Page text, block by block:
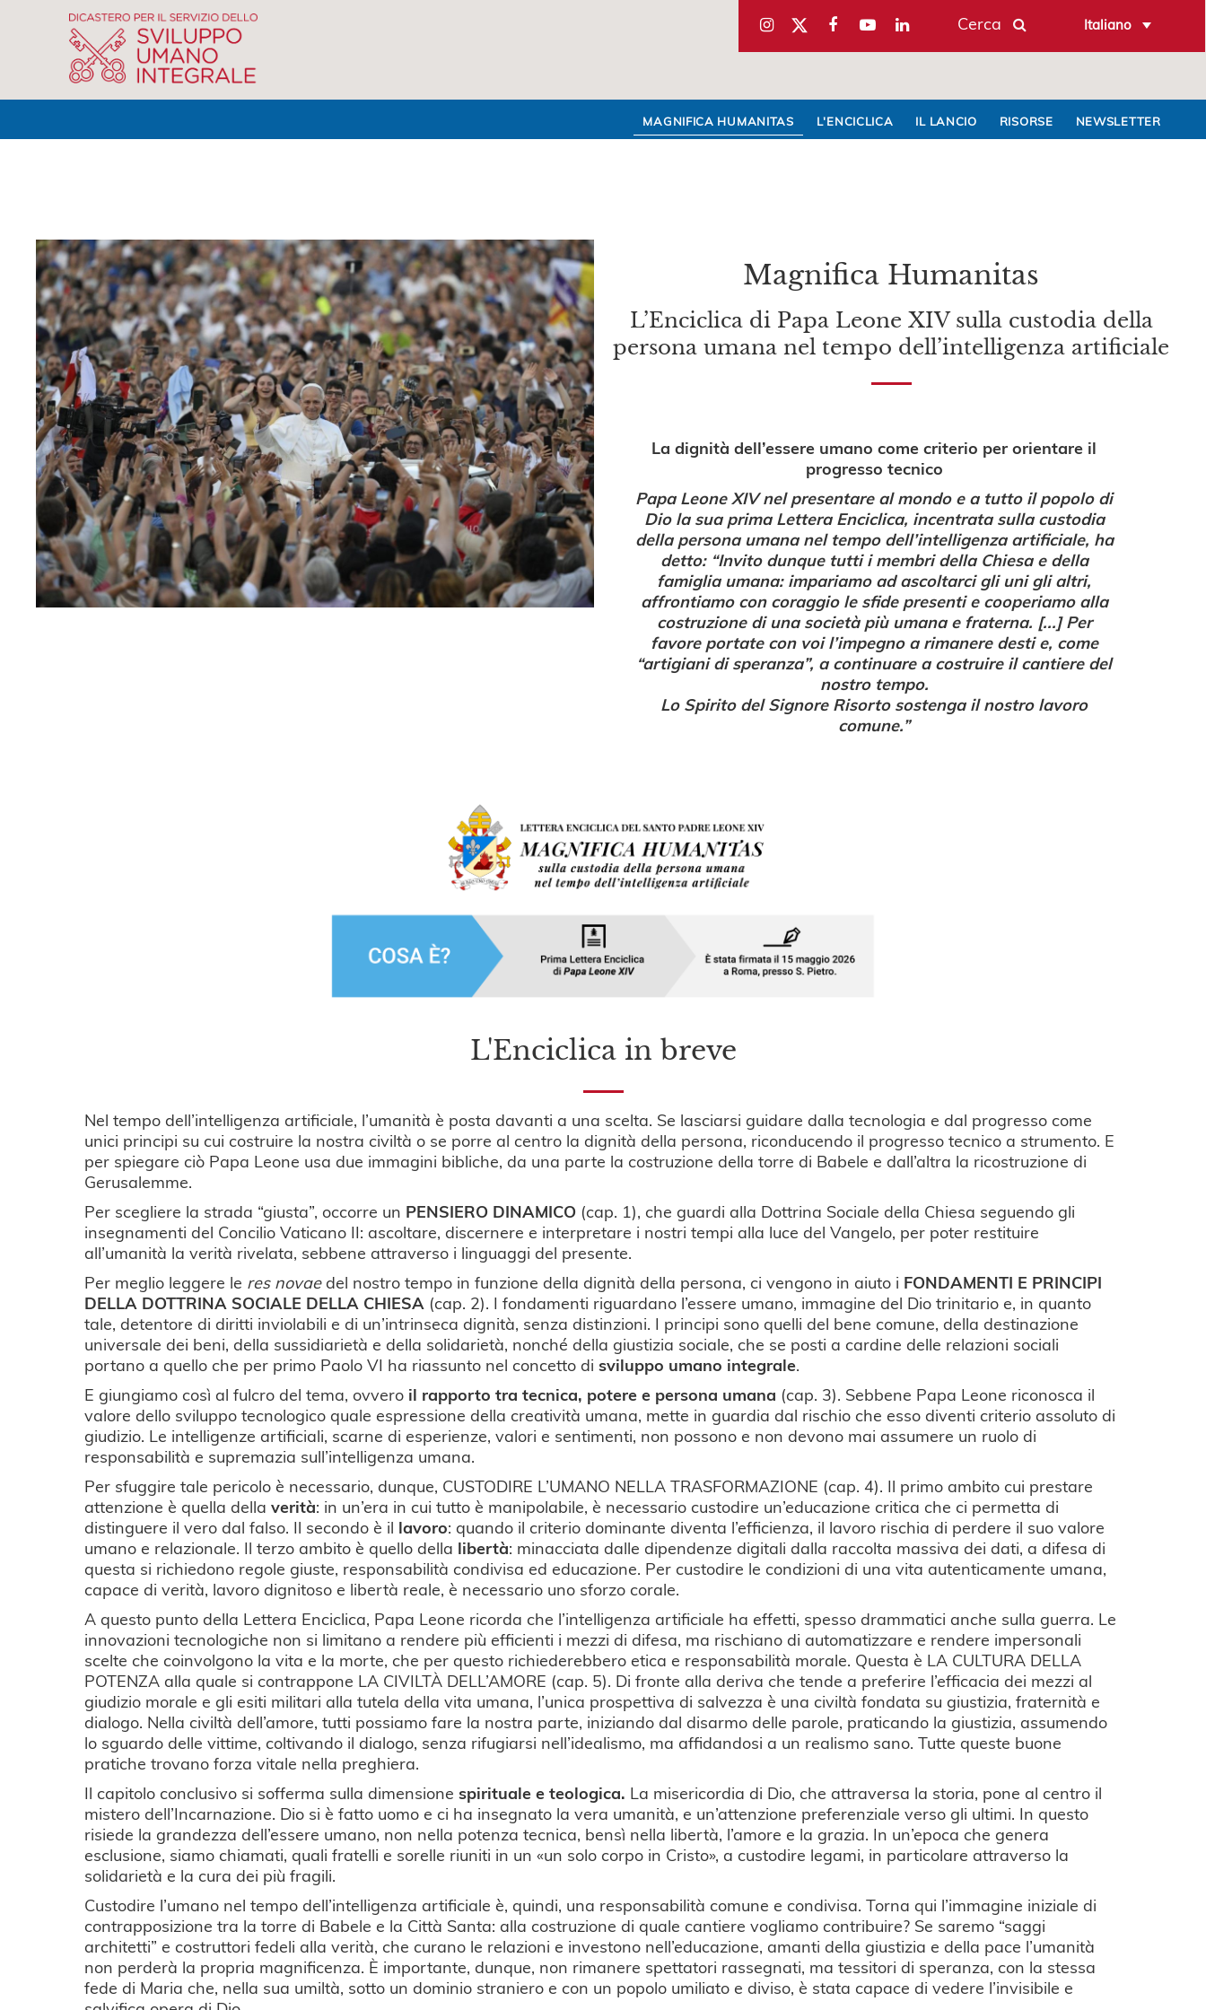
Cerca Italiano
MAGNIFICA HUMANITAS L'ENCICLICA IL LANCIO RISORSE NEWSLETTER
Magnifica Humanitas
L’Enciclica di Papa Leone XIV sulla custodia della
persona umana nel tempo dell’intelligenza artificiale
La dignità dell’essere umano come criterio per orientare il
progresso tecnico
Papa Leone XIV nel presentare al mondo e a tutto il popolo di
Dio la sua prima Lettera Enciclica, incentrata sulla custodia
della persona umana nel tempo dell’intelligenza artificiale, ha
detto: “Invito dunque tutti i membri della Chiesa e della
famiglia umana: impariamo ad ascoltarci gli uni gli altri,
affrontiamo con coraggio le sfide presenti e cooperiamo alla
costruzione di una società più umana e fraterna. [...] Per
favore portate con voi l’impegno a rimanere desti e, come
“artigiani di speranza”, a continuare a costruire il cantiere del
nostro tempo.
Lo Spirito del Signore Risorto sostenga il nostro lavoro
comune.”
L'Enciclica in breve
Nel tempo dell’intelligenza artificiale, l’umanità è posta davanti a una scelta. Se lasciarsi guidare dalla tecnologia e dal progresso come
unici principi su cui costruire la nostra civiltà o se porre al centro la dignità della persona, riconducendo il progresso tecnico a strumento. E
per spiegare ciò Papa Leone usa due immagini bibliche, da una parte la costruzione della torre di Babele e dall’altra la ricostruzione di
Gerusalemme.
Per scegliere la strada “giusta”, occorre un PENSIERO DINAMICO (cap. 1), che guardi alla Dottrina Sociale della Chiesa seguendo gli
insegnamenti del Concilio Vaticano II: ascoltare, discernere e interpretare i nostri tempi alla luce del Vangelo, per poter restituire
all’umanità la verità rivelata, sebbene attraverso i linguaggi del presente.
Per meglio leggere le res novaedel nostro tempo in funzione della dignità della persona, ci vengono in aiuto i FONDAMENTI E PRINCIPI
DELLA DOTTRINA SOCIALE DELLA CHIESA (cap. 2). I fondamenti riguardano l’essere umano, immagine del Dio trinitario e, in quanto
tale, detentore di diritti inviolabili e di un’intrinseca dignità, senza distinzioni. I principi sono quelli del bene comune, della destinazione
universale dei beni, della sussidiarietà e della solidarietà, nonché della giustizia sociale, che se posti a cardine delle relazioni sociali
portano a quello che per primo Paolo VI ha riassunto nel concetto disviluppo umano integrale.
E giungiamo così al fulcro del tema, ovvero il rapporto tra tecnica, potere e persona umana (cap. 3). Sebbene Papa Leone riconosca il
valore dello sviluppo tecnologico quale espressione della creatività umana, mette in guardia dal rischio che esso diventi criterio assoluto di
giudizio. Le intelligenze artificiali, scarne di esperienze, valori e sentimenti, non possono e non devono mai assumere un ruolo di
responsabilità e supremazia sull’intelligenza umana.
Per sfuggire tale pericolo è necessario, dunque, CUSTODIRE L’UMANO NELLA TRASFORMAZIONE (cap. 4). Il primo ambito cui prestare
attenzione è quella dellaverità: in un’era in cui tutto è manipolabile, è necessario custodire un’educazione critica che ci permetta di
distinguere il vero dal falso. Il secondo è il lavoro: quando il criterio dominante diventa l’efficienza, il lavoro rischia di perdere il suo valore
umano e relazionale. Il terzo ambito è quello della libertà: minacciata dalle dipendenze digitali dalla raccolta massiva dei dati, a difesa di
questa si richiedono regole giuste, responsabilità condivisa ed educazione. Per custodire le condizioni di una vita autenticamente umana,
capace di verità, lavoro dignitoso e libertà reale, è necessario uno sforzo corale.
A questo punto della Lettera Enciclica, Papa Leone ricorda che l’intelligenza artificiale ha effetti, spesso drammatici anche sulla guerra. Le
innovazioni tecnologiche non si limitano a rendere più efficienti i mezzi di difesa, ma rischiano di automatizzare e rendere impersonali
scelte che coinvolgono la vita e la morte, che per questo richiederebbero etica e responsabilità morale. Questa è LA CULTURA DELLA
POTENZA alla quale si contrappone LA CIVILTÀ DELL’AMORE (cap. 5). Di fronte alla deriva che tende a preferire l’efficacia dei mezzi al
giudizio morale e gli esiti militari alla tutela della vita umana, l’unica prospettiva di salvezza è una civiltà fondata su giustizia, fraternità e
dialogo. Nella civiltà dell’amore, tutti possiamo fare la nostra parte, iniziando dal disarmo delle parole, praticando la giustizia, assumendo
lo sguardo delle vittime, coltivando il dialogo, senza rifugiarsi nell’idealismo, ma affidandosi a un realismo sano. Tutte queste buone
pratiche trovano forza vitale nella preghiera.
Il capitolo conclusivo si sofferma sulla dimensionespirituale e teologica. La misericordia di Dio, che attraversa la storia, pone al centro il
mistero dell’Incarnazione. Dio si è fatto uomo e ci ha insegnato la vera umanità, e un’attenzione preferenziale verso gli ultimi. In questo
risiede la grandezza dell’essere umano, non nella potenza tecnica, bensì nella libertà, l’amore e la grazia. In un’epoca che genera
esclusione, siamo chiamati, quali fratelli e sorelle riuniti in un «un solo corpo in Cristo», a custodire legami, in particolare attraverso la
solidarietà e la cura dei più fragili.
Custodire l’umano nel tempo dell’intelligenza artificiale è, quindi, una responsabilità comune e condivisa. Torna qui l’immagine iniziale di
contrapposizione tra la torre di Babele e la Città Santa: alla costruzione di quale cantiere vogliamo contribuire? Se saremo “saggi
architetti” e costruttori fedeli alla verità, che curano le relazioni e investono nell’educazione, amanti della giustizia e della pace l’umanità
non perderà la propria magnificenza. È importante, dunque, non rimanere spettatori rassegnati, ma tessitori di speranza, con la stessa
fede di Maria che, nella sua umiltà, sotto un dominio straniero e con un popolo umiliato e diviso, è stata capace di vedere l’invisibile e